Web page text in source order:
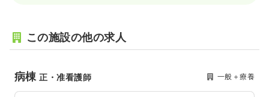
この施設の他の求人
病棟正・准看護師 一般＋療養